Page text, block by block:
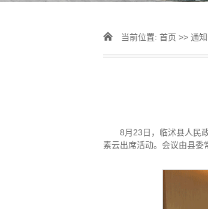
当前位置: 首页 >> 通
8月23日，临沭县人民
素云出席活动。会议由县委